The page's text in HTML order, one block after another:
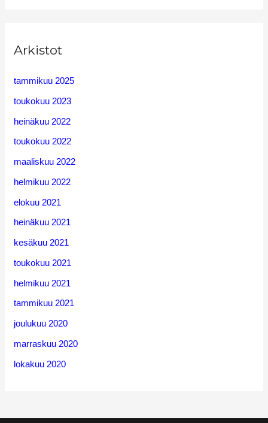
Arkistot
tammikuu 2025
toukokuu 2023
heinäkuu 2022
toukokuu 2022
maaliskuu 2022
helmikuu 2022
elokuu 2021
heinäkuu 2021
kesäkuu 2021
toukokuu 2021
helmikuu 2021
tammikuu 2021
joulukuu 2020
marraskuu 2020
lokakuu 2020